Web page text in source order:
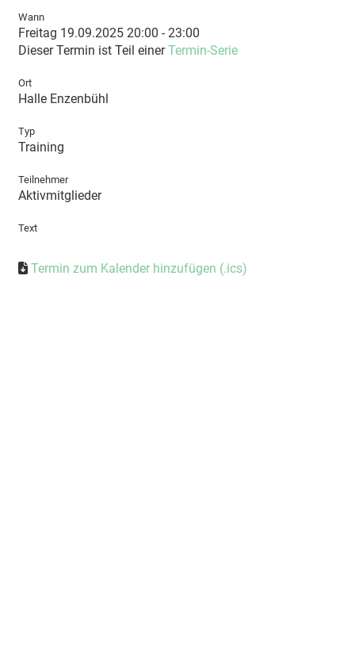
Wann
Freitag 19.09.2025 20:00 - 23:00
Dieser Termin ist Teil einerTermin-Serie
Ort
Halle Enzenbühl
Typ
Training
Teilnehmer
Aktivmitglieder
Text
Termin zum Kalender hinzufügen (.ics)